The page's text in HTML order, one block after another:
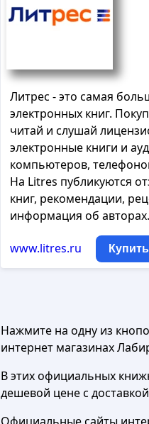
Литрес - это самая
электронных книг.
читай и слушай
электронные книги и
компьютеров,
На Litres публикуются
книг, рекомендации,
информация об авторах.
www.litres.ru Купить
Нажмите на одну из
интернет магазинах
В этих официальных
дешевой цене с